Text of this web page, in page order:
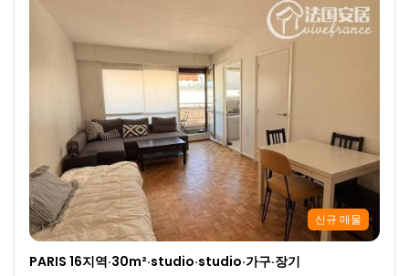
신규 매물
PARIS 16지역·30m²·studio·studio·가구·장기